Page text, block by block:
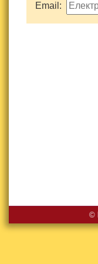
Email:
©